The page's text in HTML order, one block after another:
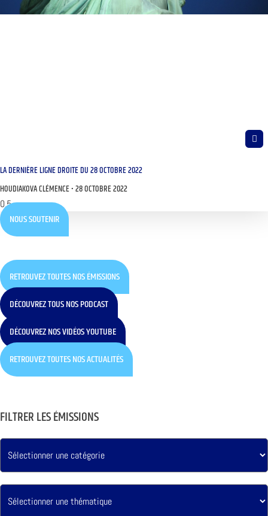
LA DERNIÈRE LIGNE DROITE DU 28 OCTOBRE 2022
HOUDIAKOVA CLÉMENCE 28 OCTOBRE 2022
NOUS SOUTENIR
RETROUVEZ TOUTES NOS ÉMISSIONS
DÉCOUVREZ TOUS NOS PODCAST
DÉCOUVREZ NOS VIDÉOS YOUTUBE
RETROUVEZ TOUTES NOS ACTUALITÉS
FILTRER LES ÉMISSIONS